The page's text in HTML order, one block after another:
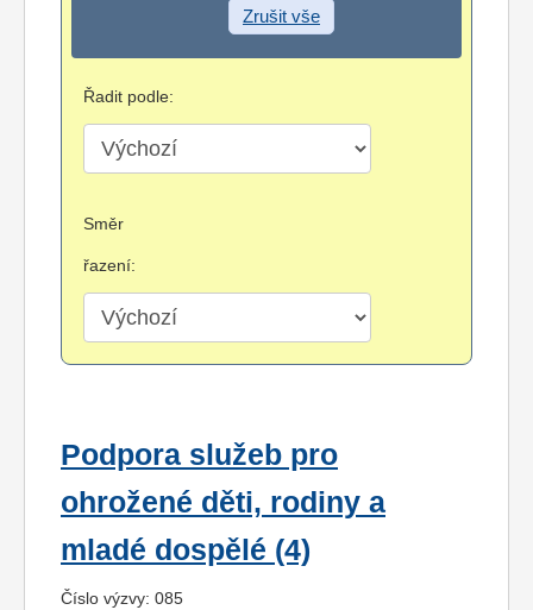
Zrušit vše
Řadit podle:
Směr
řazení:
Podpora služeb pro
ohrožené děti, rodiny a
mladé dospělé (4)
Číslo výzvy: 085